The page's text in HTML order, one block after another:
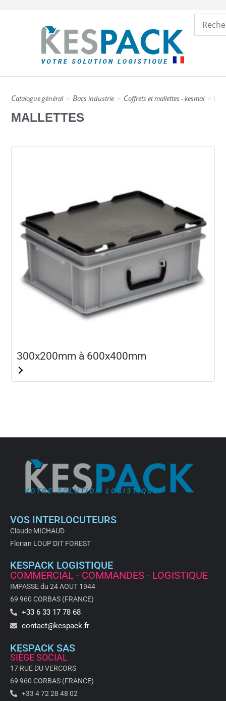
catalogue général > bacs industrie > coffrets et mallettes - kesmal >
MALLETTES
300x200mm à 600x400mm
VOTRE SOLUTION LOGISTIQUE
VOS INTERLOCUTEURS
Claude MICHAUD
Florian LOUP DIT FOREST
KESPACK LOGISTIQUE
COMMERCIAL - COMMANDES - LOGISTIQUE
IMPASSE du 24 AOUT 1944
69 960 CORBAS (FRANCE)
+33 6 33 17 78 68
contact@kespack.fr
KESPACK SAS
SIÈGE SOCIAL
17 RUE DU VERCORS
69 960 CORBAS (FRANCE)
+33 4 72 28 48 02